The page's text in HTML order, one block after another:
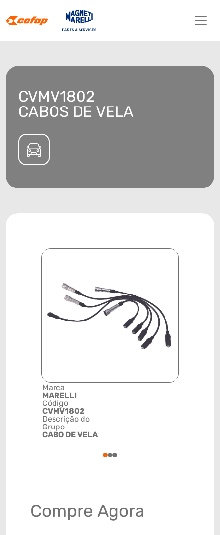
CVMV1802
CABOS DE VELA
Marca
MARELLI
Código
CVMV1802
Descrição do
Grupo
CABO DE VELA
123
Compre Agora